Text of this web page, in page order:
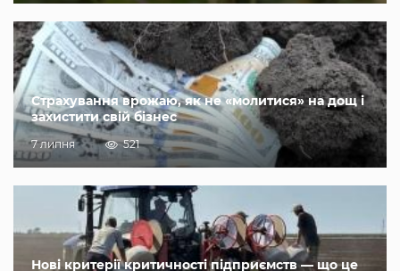
Страхування врожаю, як не «молитися» на дощ і
захистити свій бізнес
7 липня 521
Нові критерії критичності підприємств — що це